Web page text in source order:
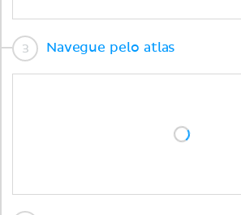
Navegue pelo atlas